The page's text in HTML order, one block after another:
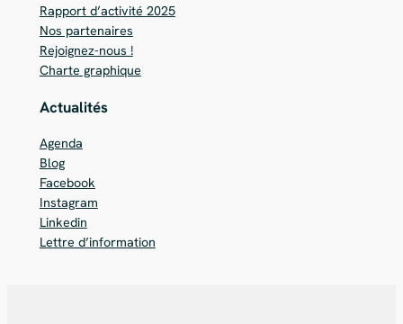
Rapport d’activité 2025
Nos partenaires
Rejoignez-nous !
Charte graphique
Actualités
Agenda
Blog
Facebook
Instagram
Linkedin
Lettre d’information